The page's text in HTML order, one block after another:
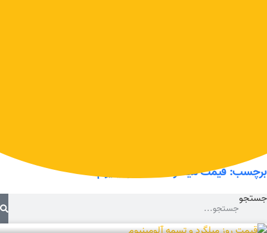
برچسب: قیمت میلگرد 7075 الومینیوم
جستجو